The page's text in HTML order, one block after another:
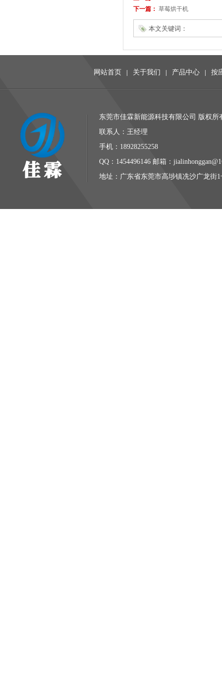
下一篇： 草莓烘干机
本文关键词：
网站首页 关于我们 产品中心 按
东莞市佳霖新能源科技有限公司 版权
联系人：王经理
手机：18928255258
QQ：1454496146 邮箱：
地址：广东省东莞市高埗镇冼沙广龙街1